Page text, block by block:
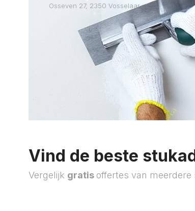
Osseven 27, 2350 Vosselaar
Vind de beste
Vergelijk gratis offertes van meerdere